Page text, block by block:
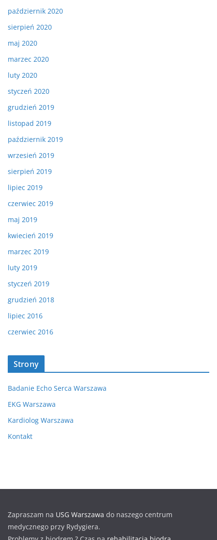
październik 2020
sierpień 2020
maj 2020
marzec 2020
luty 2020
styczeń 2020
grudzień 2019
listopad 2019
październik 2019
wrzesień 2019
sierpień 2019
lipiec 2019
czerwiec 2019
maj 2019
kwiecień 2019
marzec 2019
luty 2019
styczeń 2019
grudzień 2018
lipiec 2016
czerwiec 2016
Strony
Badanie Echo Serca Warszawa
EKG Warszawa
Kardiolog Warszawa
Kontakt
Zapraszam na USG Warszawa do naszego centrum
medycznego przy Rydygiera.